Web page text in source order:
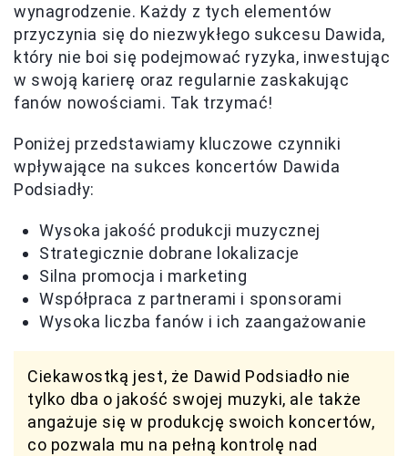
wynagrodzenie. Każdy z tych elementów
przyczynia się do niezwykłego sukcesu Dawida,
który nie boi się podejmować ryzyka, inwestując
w swoją karierę oraz regularnie zaskakując
fanów nowościami. Tak trzymać!
Poniżej przedstawiamy kluczowe czynniki
wpływające na sukces koncertów Dawida
Podsiadły:
Wysoka jakość produkcji muzycznej
Strategicznie dobrane lokalizacje
Silna promocja i marketing
Współpraca z partnerami i sponsorami
Wysoka liczba fanów i ich zaangażowanie
Ciekawostką jest, że Dawid Podsiadło nie
tylko dba o jakość swojej muzyki, ale także
angażuje się w produkcję swoich koncertów,
co pozwala mu na pełną kontrolę nad